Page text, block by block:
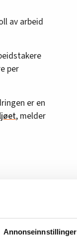
Annonseinnstillinger
av arbeid
per
er en
, melder